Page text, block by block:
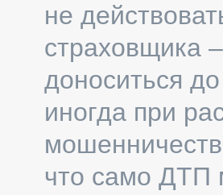
не
страховщика
доноситься
иногда при
что само ДТП